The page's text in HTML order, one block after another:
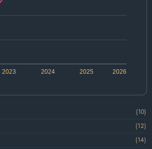
2024 2026
2023 2025
(10)
(12)
(14)